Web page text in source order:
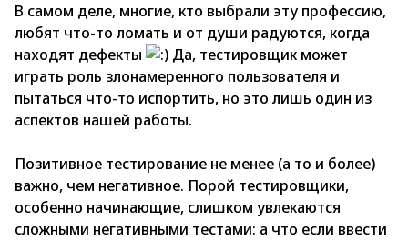
В самом деле, многие, кто выбрали эту профессию,
любят что-то ломать и от души радуются, когда
находят дефекты
Да, тестировщик может
играть роль злонамеренного пользователя и
пытаться что-то испортить, но это лишь один из
аспектов нашей работы.
Позитивное тестирование не менее (а то и более)
важно, чем негативное. Порой тестировщики,
особенно начинающие, слишком увлекаются
сложными негативными тестами: а что если ввести